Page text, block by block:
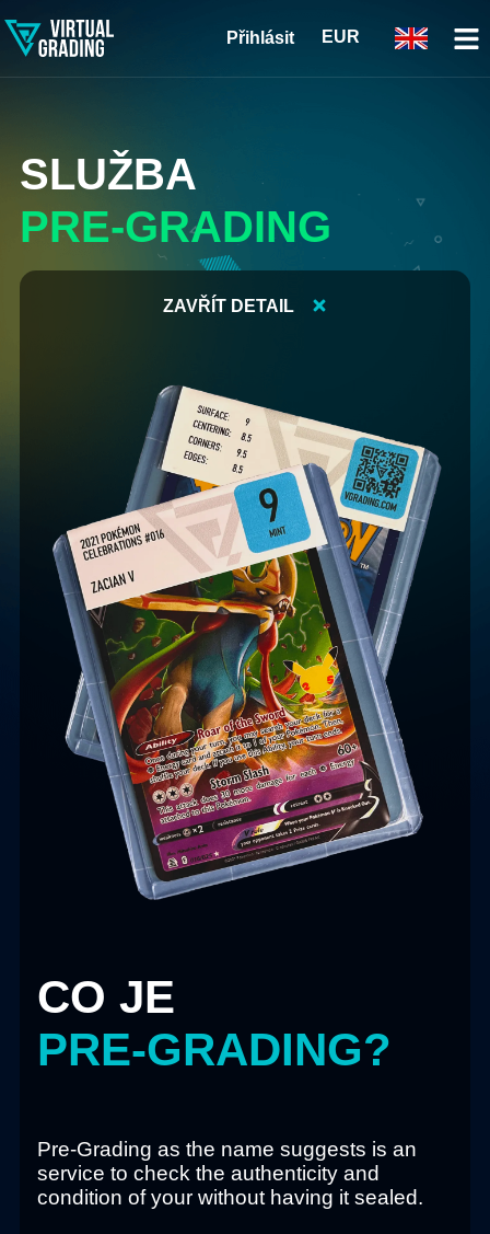
Přihlásit EUR
SLUŽBA
PRE-GRADING
ZAVŘÍT DETAIL
CO JE
PRE-GRADING?
Pre-Grading as the name suggests is an
service to check the authenticity and
condition of your without having it sealed.